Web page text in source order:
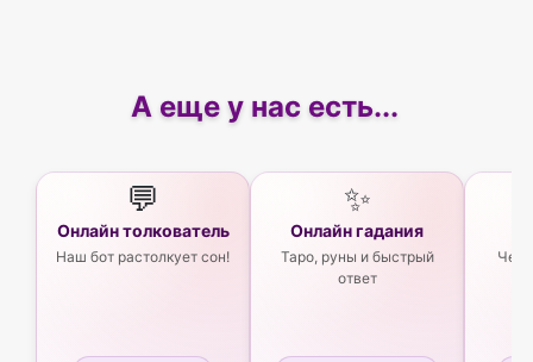
А еще у нас есть...
💬
Онлайн толкователь
Наш бот растолкует сон!
✨
Онлайн гадания
Таро, руны и быстрый
ответ